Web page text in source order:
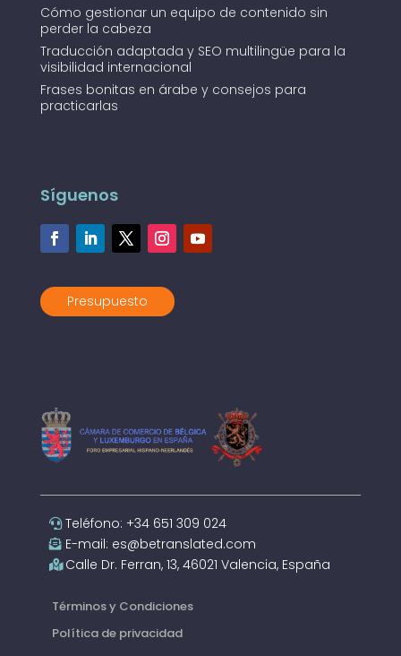
Cómo gestionar un equipo de contenido sin
perder la cabeza
Traducción adaptada y SEO multilingüe para la
visibilidad internacional
Frases bonitas en árabe y consejos para
practicarlas
Síguenos
Presupuesto
Teléfono: +34 651 309 024
E-mail: es@betranslated.com
Calle Dr. Ferran, 13, 46021 Valencia, España
Términos y Condiciones
Política de privacidad